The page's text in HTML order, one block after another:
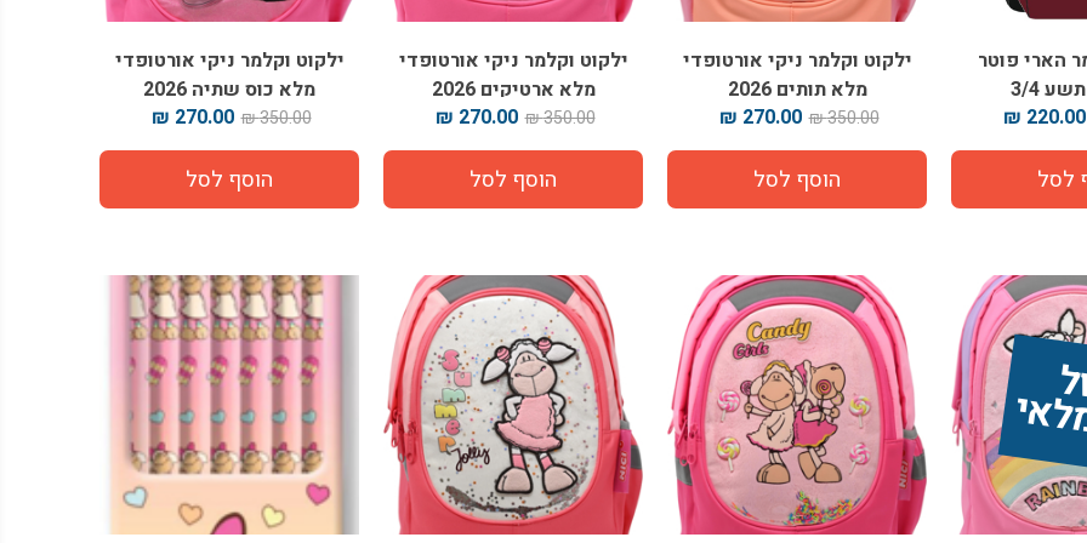
הארי פוטר
220.00 ₪
ילקוט וקלמר ניקי אורטופדי
מלא תותים 2026
350.00 ₪
270.00 ₪
ילקוט וקלמר ניקי אורטופדי
מלא ארטיקים 2026
350.00 ₪
270.00 ₪
ילקוט וקלמר ניקי אורטופדי
מלא כוס שתיה 2026
350.00 ₪
270.00 ₪